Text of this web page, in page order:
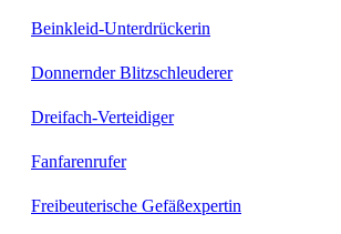
Beinkleid-Unterdrückerin
Donnernder Blitzschleuderer
Dreifach-Verteidiger
Fanfarenrufer
Freibeuterische Gefäßexpertin